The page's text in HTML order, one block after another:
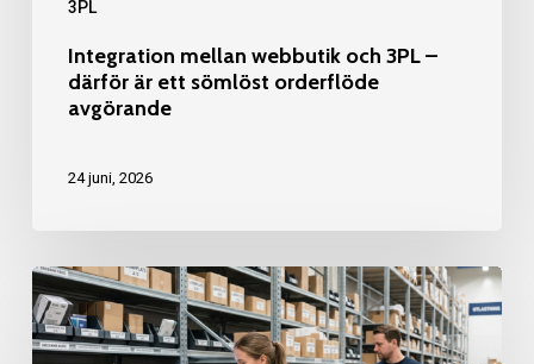
3PL
orderflöde
avgörande
Integration mellan webbutik och 3PL –
därför är ett sömlöst orderflöde
avgörande
24 juni, 2026
3PL
för
små